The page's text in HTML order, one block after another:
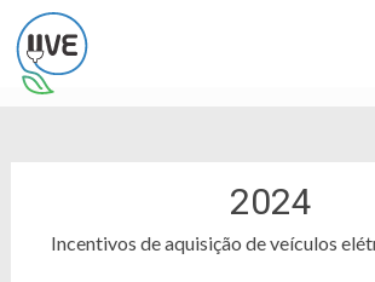
2024
Incentivos de aquisição de veículos